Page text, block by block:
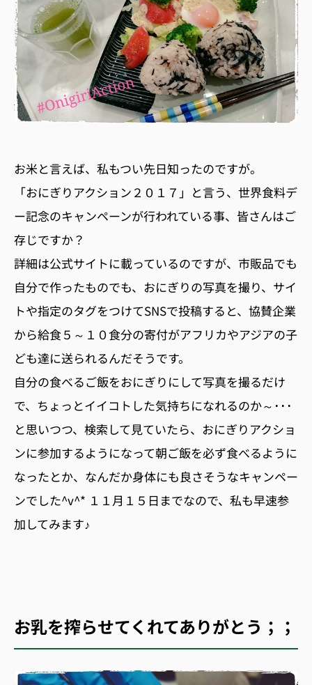
お米と言えば、私もつい先日知ったのですが。
「おにぎりアクション２０１７」と言う、世界食料デ
ー記念のキャンペーンが行われている事、皆さんはご
存じですか？
詳細は公式サイトに載っているのですが、市販品でも
自分で作ったものでも、おにぎりの写真を撮り、サイ
トや指定のタグをつけてSNSで投稿すると、協賛企業
から給食５～１０食分の寄付がアフリカやアジアの子
ども達に送られるんだそうです。
自分の食べるご飯をおにぎりにして写真を撮るだけ
で、ちょっとイイコトした気持ちになれるのか～･･･
と思いつつ、検索して見ていたら、おにぎりアクショ
ンに参加するようになって朝ご飯を必ず食べるように
なったとか、なんだか身体にも良さそうなキャンペー
ンでした^v^* １１月１５日までなので、私も早速参
加してみます♪
お乳を搾らせてくれてありがとう；；